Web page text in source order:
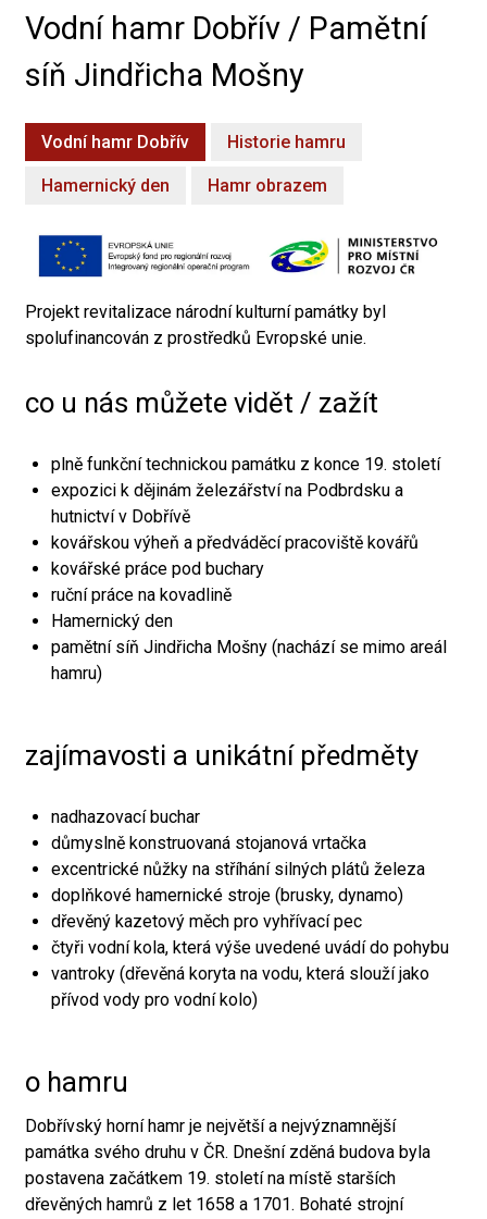
Vodní hamr Dobřív / Pamětní
síň Jindřicha Mošny
Vodní hamr Dobřív Historie hamru
Hamernický den Hamr obrazem
Projekt revitalizace národní kulturní památky byl
spolufinancován z prostředků Evropské unie.
co u nás můžete vidět / zažít
plně funkční technickou památku z konce 19. století
expozici k dějinám železářství na Podbrdsku a
hutnictví v Dobřívě
kovářskou výheň a předváděcí pracoviště kovářů
kovářské práce pod buchary
ruční práce na kovadlině
Hamernický den
pamětní síň Jindřicha Mošny (nachází se mimo areál
hamru)
zajímavosti a unikátní předměty
nadhazovací buchar
důmyslně konstruovaná stojanová vrtačka
excentrické nůžky na stříhání silných plátů železa
doplňkové hamernické stroje (brusky, dynamo)
dřevěný kazetový měch pro vyhřívací pec
čtyři vodní kola, která výše uvedené uvádí do pohybu
vantroky (dřevěná koryta na vodu, která slouží jako
přívod vody pro vodní kolo)
o hamru
Dobřívský horní hamr je největší a nejvýznamnější
památka svého druhu v ČR. Dnešní zděná budova byla
postavena začátkem 19. století na místě starších
dřevěných hamrů z let 1658 a 1701. Bohaté strojní